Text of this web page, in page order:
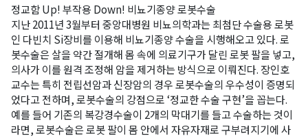
정교함 Up! 부작용 Down! 비뇨기종양 로봇수술
지난 2011년 3월부터 중앙대병원 비뇨의학과는 최첨단 수술용 로봇
인 다빈치 Si장비를 이용해 비뇨기종양 수술을 시행해오고 있다. 로
봇수술은 살을 약간 절개해 몸 속에 의료기구가 달린 로봇 팔을 넣고,
의사가 이를 원격 조정해 암을 제거하는 방식으로 이뤄진다. 장인호
교수는 특히 전립선암과 신장암의 경우 로봇수술의 우수성이 증명되
었다고 전하며, 로봇수술의 강점으로 ‘정교한 수술 구현’을 꼽는다.
예를 들어 기존의 복강경수술이 2개의 막대기를 들고 수술하는 것이
라면, 로봇수술은 로봇 팔이 몸 안에서 자유자재로 구부려지기에 사